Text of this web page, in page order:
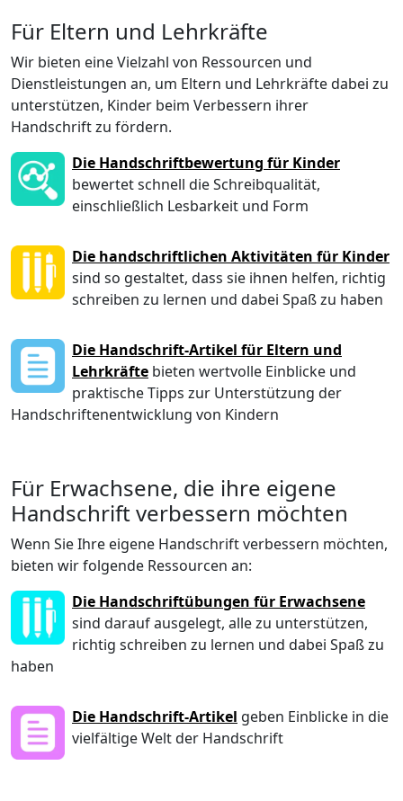
Für Eltern und Lehrkräfte
Wir bieten eine Vielzahl von Ressourcen und
Dienstleistungen an, um Eltern und Lehrkräfte dabei zu
unterstützen, Kinder beim Verbessern ihrer
Handschrift zu fördern.
Die Handschriftbewertung für Kinder
bewertet schnell die Schreibqualität,
einschließlich Lesbarkeit und Form
Die handschriftlichen Aktivitäten für Kinder
sind so gestaltet, dass sie ihnen helfen, richtig
schreiben zu lernen und dabei Spaß zu haben
Die Handschrift-Artikel für Eltern und
Lehrkräfte bieten wertvolle Einblicke und
praktische Tipps zur Unterstützung der
Handschriftenentwicklung von Kindern
Für Erwachsene, die ihre eigene
Handschrift verbessern möchten
Wenn Sie Ihre eigene Handschrift verbessern möchten,
bieten wir folgende Ressourcen an:
Die Handschriftübungen für Erwachsene
sind darauf ausgelegt, alle zu unterstützen,
richtig schreiben zu lernen und dabei Spaß zu
haben
Die Handschrift-Artikel geben Einblicke in die
vielfältige Welt der Handschrift